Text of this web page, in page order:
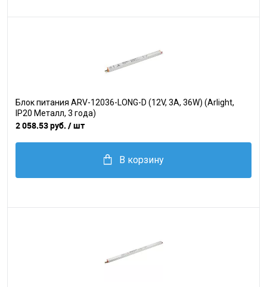
Блок питания ARV-12036-LONG-D (12V, 3A, 36W) (Arlight,
IP20 Металл, 3 года)
2 058.53 руб. / шт
В корзину